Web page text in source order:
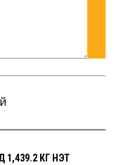
КГ ҮНЭТ